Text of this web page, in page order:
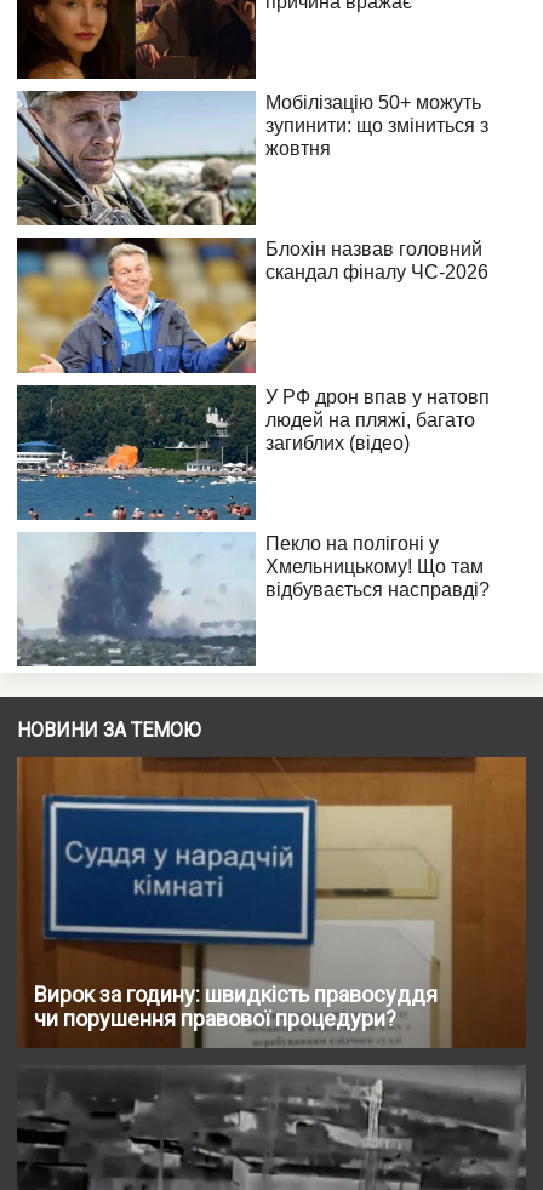
НОВИНИ ЗА ТЕМОЮ
Вирок за годину: швидкість правосуддя
чи порушення правової процедури?